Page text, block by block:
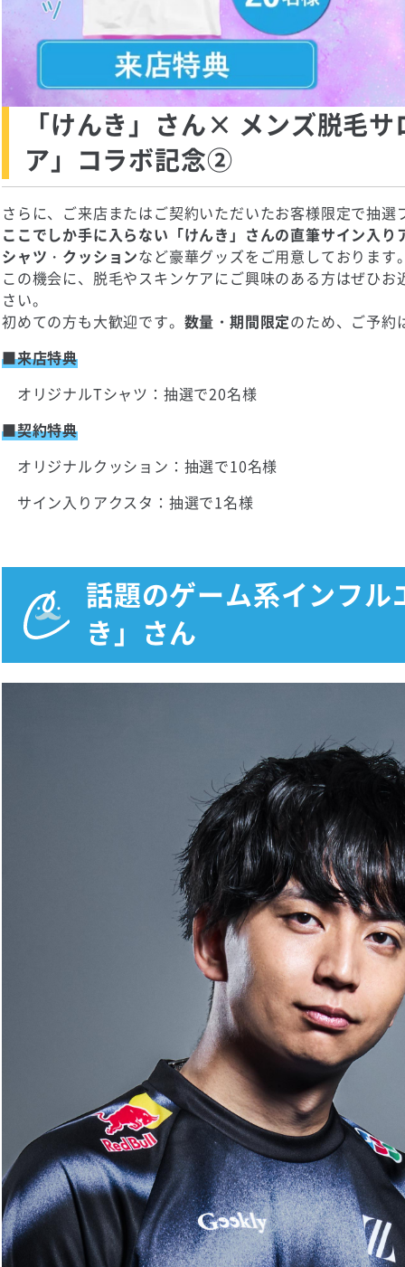
「けんき」さん× メンズ脱毛
ア」コラボ記念②
さらに、ご来店またはご契約いただいたお客様限定で抽
ここでしか手に入らない「けんき」さんの直筆サイン入り
シャツ ・ クッションなど豪華グッズをご用意しております
この機会に、脱毛やスキンケアにご興味のある方はぜひ
さい。
初めての方も大歓迎です。 数量・期間限定のため、ご予約
■来店特典
オリジナルTシャツ：抽選で20名様
■契約特典
オリジナルクッション：抽選で10名様
サイン入りアクスタ：抽選で1名様
話題のゲーム系インフル
き」さん